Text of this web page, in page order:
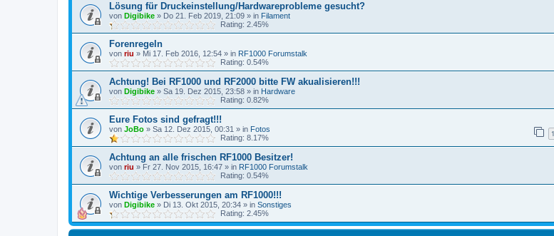
Lösung für Druckeinstellung/Hardwareprobleme gesucht?
von Digibike » Do 21. Feb 2019, 21:09 » in Filament
Rating: 2.45%
Forenregeln
von riu » Mi 17. Feb 2016, 12:54 » in RF1000 Forumstalk
Rating: 0.54%
Achtung! Bei RF1000 und RF2000 bitte FW akualisieren!!!
von Digibike » Sa 19. Dez 2015, 23:58 » in Hardware
Rating: 0.82%
Eure Fotos sind gefragt!!!
von JoBo » Sa 12. Dez 2015, 00:31 » in Fotos 1
Rating: 8.17%
Achtung an alle frischen RF1000 Besitzer!
von riu » Fr 27. Nov 2015, 16:47 » in RF1000 Forumstalk
Rating: 0.54%
Wichtige Verbesserungen am RF1000!!!
von Digibike » Di 13. Okt 2015, 20:34 » in Sonstiges
Rating: 2.45%